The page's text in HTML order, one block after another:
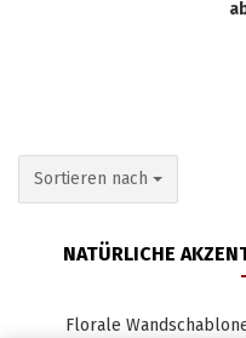
Sortieren nach
Sortieren nach
NATÜRLICHE
Florale